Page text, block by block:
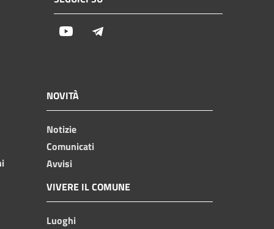
Youtube
NOVITÀ
Notizie
Comunicati
Avvisi
VIVERE IL COMUNE
Luoghi